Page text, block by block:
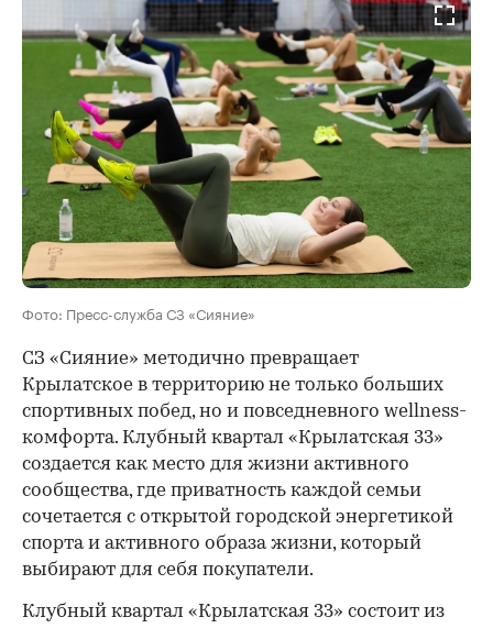
Фото: Пресс-служба СЗ «Сияние»
СЗ «Сияние» методично превращает
Крылатское в территорию не только больших
спортивных побед, но и повседневного wellness-
комфорта. Клубный квартал «Крылатская 33»
создается как место для жизни активного
сообщества, где приватность каждой семьи
сочетается с открытой городской энергетикой
спорта и активного образа жизни, который
выбирают для себя покупатели.
Клубный квартал «Крылатская 33» состоит из